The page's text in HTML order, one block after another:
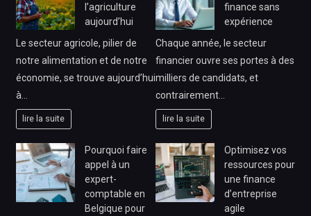
l’agriculture
aujourd’hui
Le secteur agricole, pilier de
notre alimentation et de notre
économie, se trouve aujourd’hui
à…
lire la suite
finance sans
expérience
Chaque année, le secteur
financier ouvre ses portes à des
milliers de candidats, et
contrairement…
lire la suite
Pourquoi faire
appel à un
expert-
comptable en
Belgique pour
Optimisez vos
ressources pour
une finance
d’entreprise
agile